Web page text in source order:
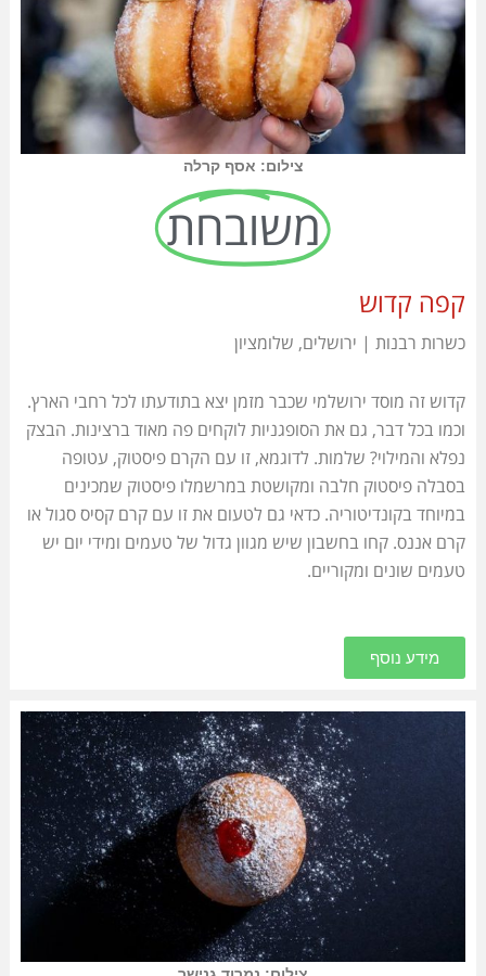
צילום: אסף קרלה
משובחת
קפה קדוש
כשרות רבנות | ירושלים, שלומציון
קדוש זה מוסד ירושלמי שכבר מזמן יצא בתודעתו לכל רחבי הארץ.
וכמו בכל דבר, גם את הסופגניות לוקחים פה מאוד ברצינות. הבצק
נפלא והמילוי? שלמות. לדוגמא, זו עם הקרם פיסטוק, עטופה
בסבלה פיסטוק חלבה ומקושטת במרשמלו פיסטוק שמכינים
במיוחד בקונדיטוריה. כדאי גם לטעום את זו עם קרם קסיס סגול או
קרם אננס. קחו בחשבון שיש מגוון גדול של טעמים ומידי יום יש
טעמים שונים ומקוריים.
מידע נוסף